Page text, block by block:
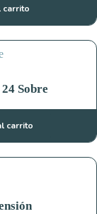
carrito
Sobre
carrito